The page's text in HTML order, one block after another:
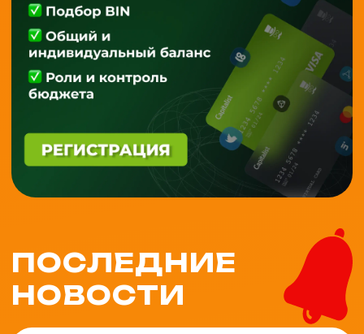
ПОСЛЕДНИЕ
НОВОСТИ